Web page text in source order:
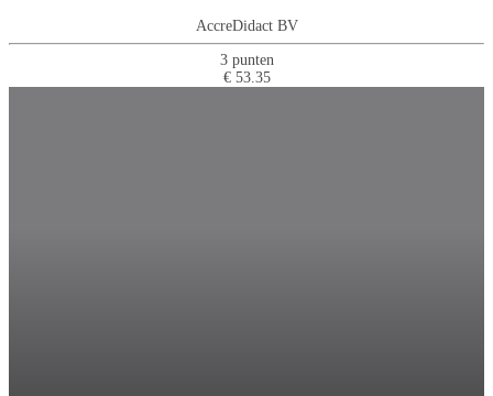
AccreDidact BV
3 punten
€ 53.35